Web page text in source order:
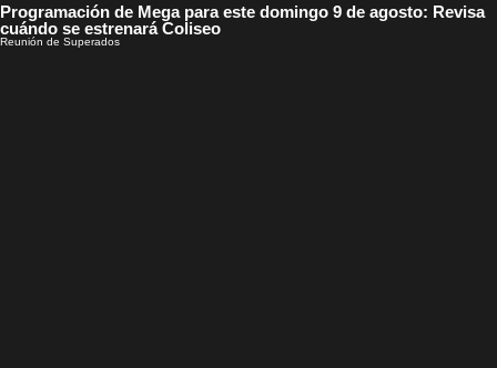
Programación de Mega para este domingo 9 de agosto: Revisa
cuándo se estrenará Coliseo
Reunión de Superados